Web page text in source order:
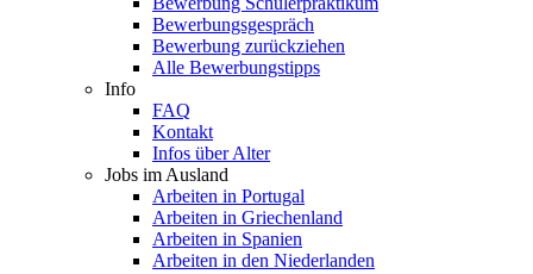
Bewerbungsgespräch
Bewerbung zurückziehen
Alle Bewerbungstipps
Info
FAQ
Kontakt
Infos über Alter
Jobs im Ausland
Arbeiten in Portugal
Arbeiten in Griechenland
Arbeiten in Spanien
Arbeiten in den Niederlanden